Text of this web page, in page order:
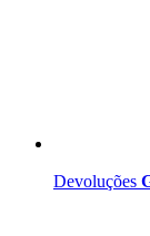
Devoluções